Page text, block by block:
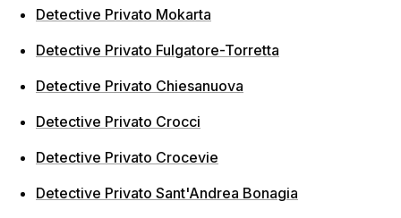
Detective Privato Mokarta
Detective Privato Fulgatore-Torretta
Detective Privato Chiesanuova
Detective Privato Crocci
Detective Privato Crocevie
Detective Privato Sant'Andrea Bonagia